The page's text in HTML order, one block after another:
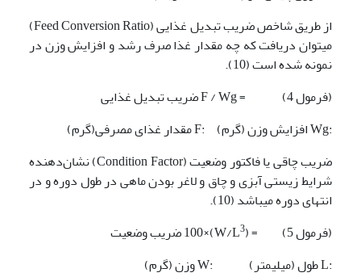
از طریق شاخص ضریب تبدیل غذایی (Feed Conversion Ratio)
می­توان دریافت که چه مقدار غذا صرف رشد و افزایش وزن در
نمونه شده است (10).
(فرمول 4) = F / Wg ضریب تبدیل غذایی
:Wg افزایش وزن (گرم) :F مقدار غذای مصرفی(گرم)
ضریب چاقی یا فاکتور وضعیت (Condition Factor) نشان‌دهنده
شرایط زیستی آبزی و چاق و لاغر بودن ماهی در طول دوره و در
انتهای دوره می­باشد (10).
(فرمول 5) = (W/L
3
)×100 ضریب وضعیت
:L طول (میلی­متر) :W وزن (گرم)